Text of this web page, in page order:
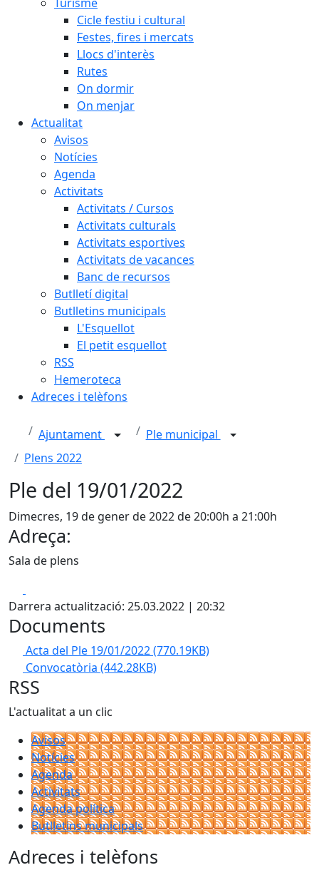
Cicle festiu i cultural
Festes, fires i mercats
Llocs d'interès
Rutes
On dormir
On menjar
Actualitat
Avisos
Notícies
Agenda
Activitats
Activitats / Cursos
Activitats culturals
Activitats esportives
Activitats de vacances
Banc de recursos
Butlletí digital
Butlletins municipals
L'Esquellot
El petit esquellot
RSS
Hemeroteca
Adreces i telèfons
Ajuntament
Ple municipal
Plens 2022
Ple del 19/01/2022
Dimecres, 19 de gener de 2022 de 20:00h a 21:00h
Adreça:
Sala de plens
Darrera actualització: 25.03.2022 | 20:32
Documents
Acta del Ple 19/01/2022(770.19KB)
Convocatòria (442.28KB)
RSS
L'actualitat a un clic
Avisos
Notícies
Agenda
Activitats
Agenda política
Butlletins municipals
Adreces i telèfons